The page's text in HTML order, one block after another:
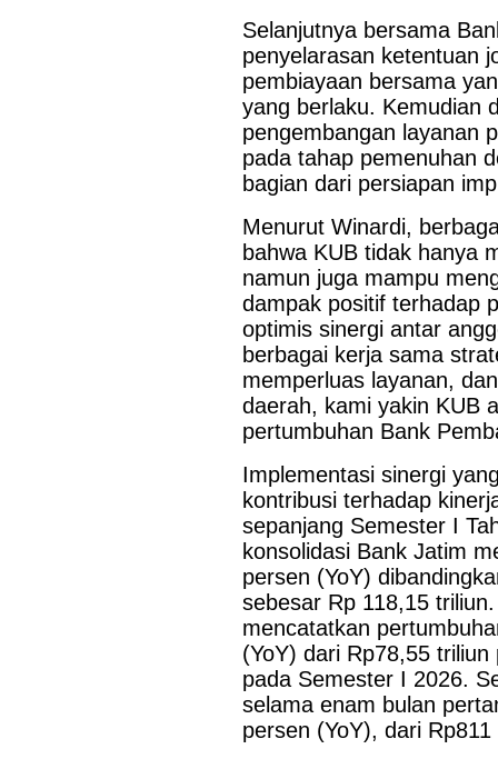
Selanjutnya bersama
penyelarasan ketentuan
pembiayaan bersama
yang berlaku. Kemudian
pengembangan layanan
pada tahap pemenuhan
bagian dari persiapan
Menurut Winardi,
bahwa KUB tidak hanya
namun juga mampu
dampak positif terhadap
optimis sinergi antar
berbagai kerja sama
memperluas layanan,
daerah, kami yakin KUB
pertumbuhan Bank
Implementasi sinergi
kontribusi terhadap
sepanjang Semester I
konsolidasi Bank Jatim
persen (YoY)
sebesar Rp 118,15
mencatatkan
(YoY) dari Rp78,55
pada Semester I 2026.
selama enam bulan
persen (YoY), dari